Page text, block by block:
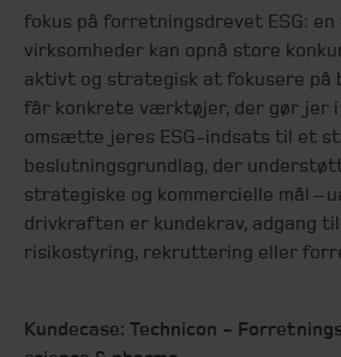
fokus på forretningsdrevet ESG: en
virksomheder kan opnå store
aktivt og strategisk at fokusere på
får konkrete værktøjer, der gør jer
omsætte jeres ESG-indsats til et
beslutningsgrundlag, der
strategiske og kommercielle mål –
drivkraften er kundekrav, adgang
risikostyring, rekruttering eller
Kundecase: Technicon -